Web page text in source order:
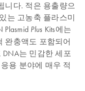
니다. 적은 용출량으
는 고농축 플라스미
Plus Kits에는
완충액도 포함되어
는 민감한 세포
용 분야에 매우 적